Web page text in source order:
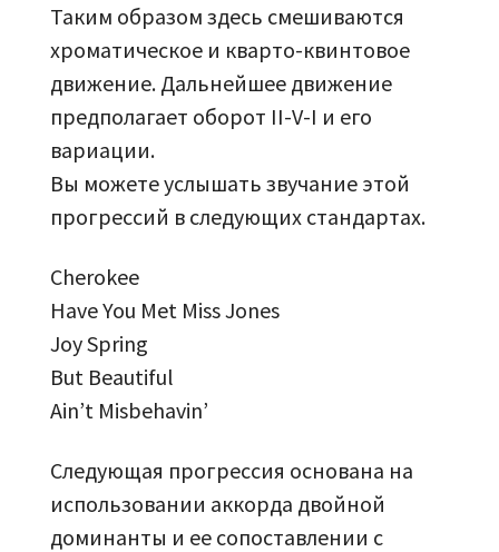
Таким образом здесь смешиваются
хроматическое и кварто-квинтовое
движение. Дальнейшее движение
предполагает оборот II-V-I и его
вариации.
Вы можете услышать звучание этой
прогрессий в следующих стандартах.
Cherokee
Have You Met Miss Jones
Joy Spring
But Beautiful
Ain’t Misbehavin’
Следующая прогрессия основана на
использовании аккорда двойной
доминанты и ее сопоставлении с